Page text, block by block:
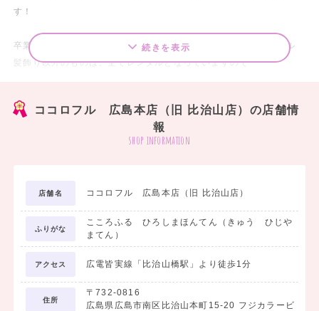
す！
卒業式・謝恩会のための2尺袖-袴用着物、袴のフルセットレンタル
髪飾り以外のものは、全てレンタルとなっていますので
す。
お友達同士でかわいく楽しく袴で行くのもよし、
続きを表示
ココロフル 広島本店（旧 比治山店）の店舗情
報
shop information
店舗名 ココロフル 広島本店（旧 比治山店）
ふりがな
こころふる ひろしまほんてん（きゅう ひじや
まてん）
アクセス 広電皆実線「比治山橋駅」より徒歩1分
住所
〒732-0816
広島県広島市南区比治山本町15-20 フジカラービ